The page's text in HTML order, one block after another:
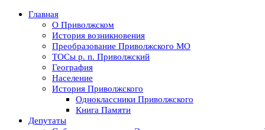
Главная
О Приволжском
История возникновения
Преобразование Приволжского МО
ТОСы р. п. Приволжский
География
Население
История Приволжского
Одноклассники Приволжского
Книга Памяти
Депутаты